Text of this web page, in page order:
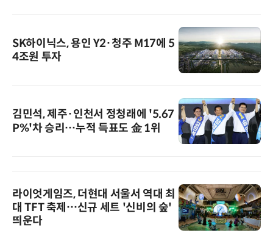
SK하이닉스, 용인 Y2·청주 M17에 5
4조원 투자
김민석, 제주·인천서 정청래에 '5.67
P%'차 승리…누적 득표도 金 1위
라이엇게임즈, 더현대 서울서 역대 최
대 TFT 축제…신규 세트 '신비의 숲'
띄운다